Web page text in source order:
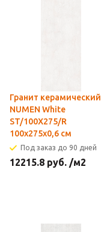
Гранит керамический
NUMEN White
ST/100X275/R
100х275x0,6 см
Под заказ до 90 дней
12215.8 руб. /м2